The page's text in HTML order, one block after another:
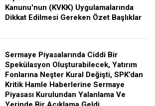
Kanunu'nun (KVKK) Uygulamalarında
Dikkat Edilmesi Gereken Özet Başlıklar
Sermaye Piyasalarında Ciddi Bir
Spekülasyon Oluşturabilecek, Yatırım
Fonlarına Neşter Kural Değişti, SPK’dan
Kritik Hamle Haberlerine Sermaye
Piyasası Kurulundan Yalanlama Ve